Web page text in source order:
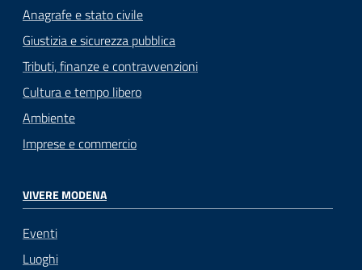
Anagrafe e stato civile
Giustizia e sicurezza pubblica
Tributi, finanze e contravvenzioni
Cultura e tempo libero
Ambiente
Imprese e commercio
VIVERE MODENA
Eventi
Luoghi